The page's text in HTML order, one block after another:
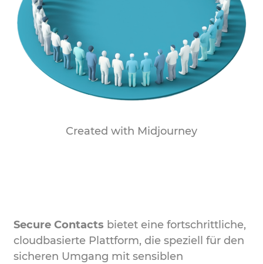
Created with Midjourney
Secure Contacts bietet eine fortschrittliche,
cloudbasierte Plattform, die speziell für den
sicheren Umgang mit sensiblen